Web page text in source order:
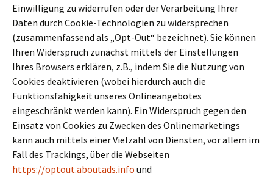
Einwilligung zu widerrufen oder der Verarbeitung Ihrer
Daten durch Cookie-Technologien zu widersprechen
(zusammenfassend als „Opt-Out“ bezeichnet). Sie können
Ihren Widerspruch zunächst mittels der Einstellungen
Ihres Browsers erklären, z.B., indem Sie die Nutzung von
Cookies deaktivieren (wobei hierdurch auch die
Funktionsfähigkeit unseres Onlineangebotes
eingeschränkt werden kann). Ein Widerspruch gegen den
Einsatz von Cookies zu Zwecken des Onlinemarketings
kann auch mittels einer Vielzahl von Diensten, vor allem im
Fall des Trackings, über die Webseiten
https://optout.aboutads.info und